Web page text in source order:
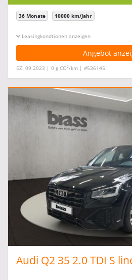
36 Monate 10000 km/Jahr
Leasingkonditionen ein-/ausblenden
Angebot
EZ: 09.2023 | 0 g CO2/km | #536145
Audi Q2 35 2.0 TDI S